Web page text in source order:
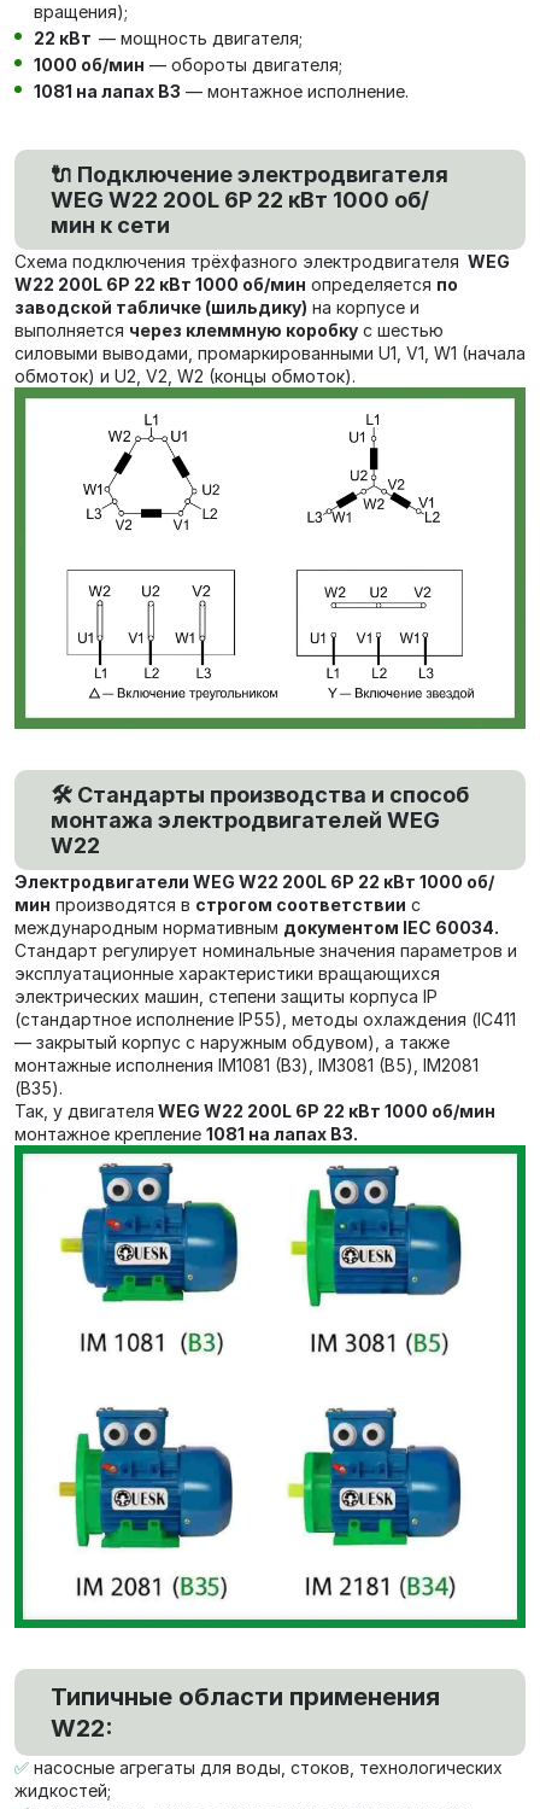
вращения);
22 кВт — мощность двигателя;
1000 об/мин — обороты двигателя;
1081 на лапах В3 — монтажное исполнение.
🔌 Подключение электродвигателя
WEG W22 200L 6P 22 кВт 1000 об/
мин к сети
Схема подключения трёхфазного электродвигателя WEG
W22 200L 6P 22 кВт 1000 об/мин определяется по
заводской табличке (шильдику) на корпусе и
выполняется через клеммную коробку с шестью
силовыми выводами, промаркированными U1, V1, W1 (начала
обмоток) и U2, V2, W2 (концы обмоток).
🛠️ Стандарты производства и способ
монтажа электродвигателей WEG
W22
Электродвигатели WEG W22 200L 6P 22 кВт 1000 об/
мин производятся в строгом соответствии с
международным нормативным документом IEC 60034.
Стандарт регулирует номинальные значения параметров и
эксплуатационные характеристики вращающихся
электрических машин, степени защиты корпуса IP
(стандартное исполнение IP55), методы охлаждения (IC411
— закрытый корпус с наружным обдувом), а также
монтажные исполнения IM1081 (В3), IM3081 (В5), IM2081
(В35).
Так, у двигателя WEG W22 200L 6P 22 кВт 1000 об/мин
монтажное крепление 1081 на лапах В3.
Типичные области применения
W22:
✅ насосные агрегаты для воды, стоков, технологических
жидкостей;